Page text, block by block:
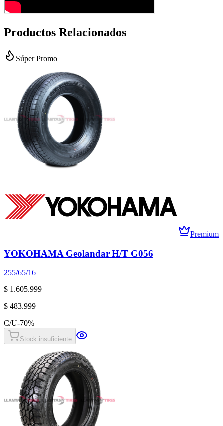
Productos Relacionados
Súper Promo
Premium
YOKOHAMA Geolandar H/T G056
255/65/16
$ 1.605.999
$ 483.999
C/U-70%
Stock insuficiente